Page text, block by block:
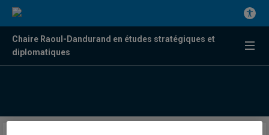
Chaire Raoul-Dandurand en études stratégiques et
diplomatiques